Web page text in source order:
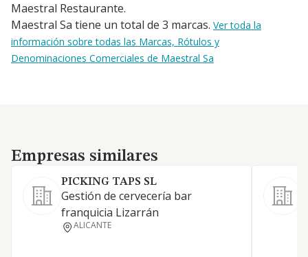
Maestral Restaurante.
Maestral Sa tiene un total de 3 marcas. Ver toda la
información sobre todas las Marcas, Rótulos y
Denominaciones Comerciales de Maestral Sa
Empresas similares
Empresas similares
PICKING TAPS SL
Gestión de cervecería bar
franquicia Lizarrán
ALICANTE